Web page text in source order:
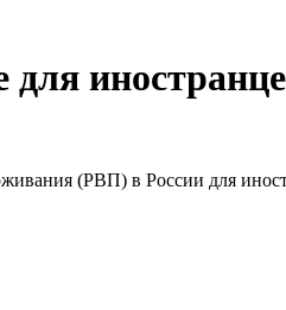
(РВП) в России для